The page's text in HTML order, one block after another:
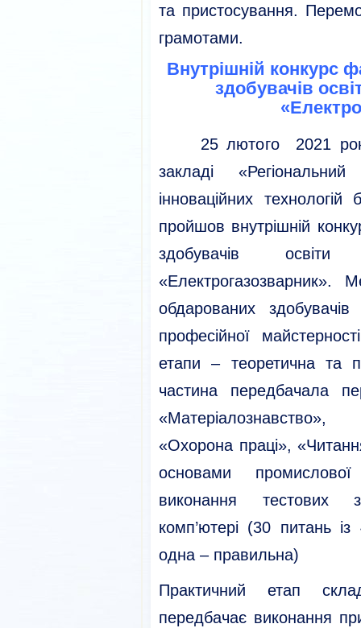
та пристосування.
грамотами.
Внутрішній конкурс
здобувачів
25 лютого 2021 року
закладі
інноваційних технологій
пройшов внутрішній
здобувачів
«Електрогазозварник».
обдарованих
професійної
етапи – теоретична та
частина передбачала
«Охорона праці»,
основами
виконання тестових
комп’ютері (30 питань із
одна – правильна)
Практичний етап
передбачає виконання